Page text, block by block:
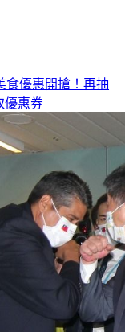
食優惠開搶！再抽
優惠券